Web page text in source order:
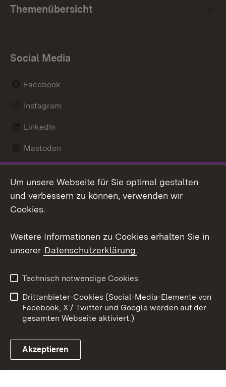
Themenübersicht
Social Media
Facebook
Instagram
LinkedIn
Mastodon
X / Twitter
Youtube
Link zum Landesportal
Kontakt
Datenschutz
Barrierefreiheit
Impressum Cookies
Um unsere Webseite für Sie optimal gestalten
und verbessern zu können, verwenden wir
Cookies.
Weitere Informationen zu Cookies erhalten Sie in
unserer Datenschutzerklärung.
Technisch notwendige Cookies
Drittanbieter-Cookies (Social-Media-Elemente von
Facebook, X / Twitter und Google werden auf der
gesamten Webseite aktiviert.)
Akzeptieren